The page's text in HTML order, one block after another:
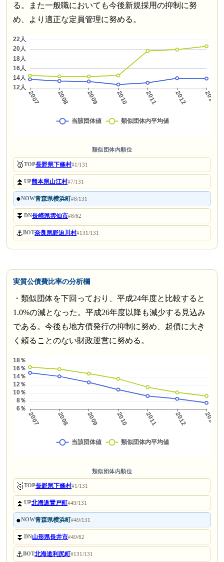
る。また一般職においても今後新規採用の抑制に努
め、より適正な定員管理に努める。
類似団体内順位
🥇TOP長野県下條村#1/131
⏫UP熊本県山江村#7/131
●NOW青森県横浜町#8/131
⏬DN長崎県雲仙市#8/62
⚓BOT奈良県野迫川村#131/131
実質公債費比率の分析欄
・類似団体を下回っており、平成24年度と比較すると
1.0%の減となった。平成26年度以降も減少する見込み
である。今後も地方債発行の抑制に努め、起債に大き
く頼ることのない財政運営に努める。
類似団体内順位
🥇TOP長野県下條村#1/131
⏫UP北海道置戸町#49/131
●NOW青森県横浜町#49/131
⏬DN山形県長井市#49/62
⚓BOT北海道利尻町#131/131